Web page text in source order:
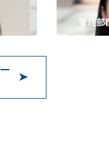
管理部門系